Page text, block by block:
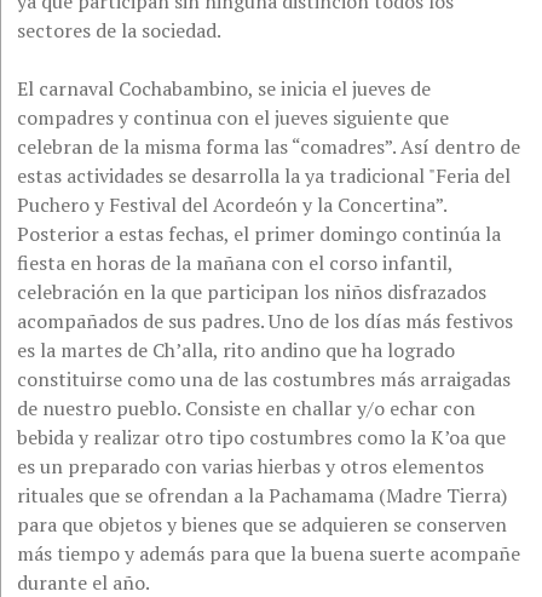
sectores de la sociedad.
El carnaval Cochabambino, se inicia el jueves de
compadres y continua con el jueves siguiente que
celebran de la misma forma las “comadres”. Así dentro de
estas actividades se desarrolla la ya tradicional "Feria del
Puchero y Festival del Acordeón y la Concertina”.
Posterior a estas fechas, el primer domingo continúa la
fiesta en horas de la mañana con el corso infantil,
celebración en la que participan los niños disfrazados
acompañados de sus padres. Uno de los días más festivos
es la martes de Ch’alla, rito andino que ha logrado
constituirse como una de las costumbres más arraigadas
de nuestro pueblo. Consiste en challar y/o echar con
bebida y realizar otro tipo costumbres como la K’oa que
es un preparado con varias hierbas y otros elementos
rituales que se ofrendan a la Pachamama (Madre Tierra)
para que objetos y bienes que se adquieren se conserven
más tiempo y además para que la buena suerte acompañe
durante el año.